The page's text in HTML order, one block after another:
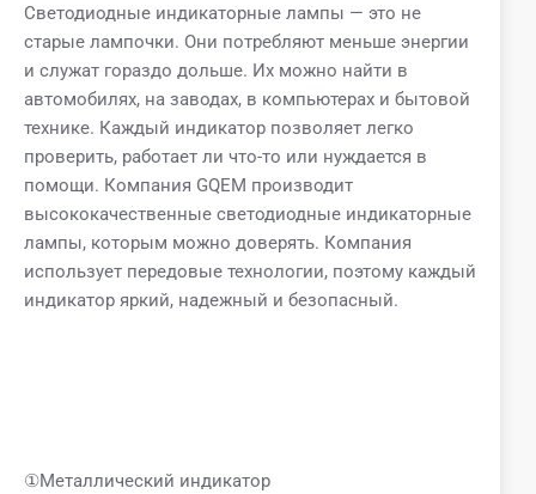
Светодиодные индикаторные лампы — это не
старые лампочки. Они потребляют меньше энергии
и служат гораздо дольше. Их можно найти в
автомобилях, на заводах, в компьютерах и бытовой
технике. Каждый индикатор позволяет легко
проверить, работает ли что-то или нуждается в
помощи. Компания GQEM производит
высококачественные светодиодные индикаторные
лампы, которым можно доверять. Компания
использует передовые технологии, поэтому каждый
индикатор яркий, надежный и безопасный.
①Металлический индикатор